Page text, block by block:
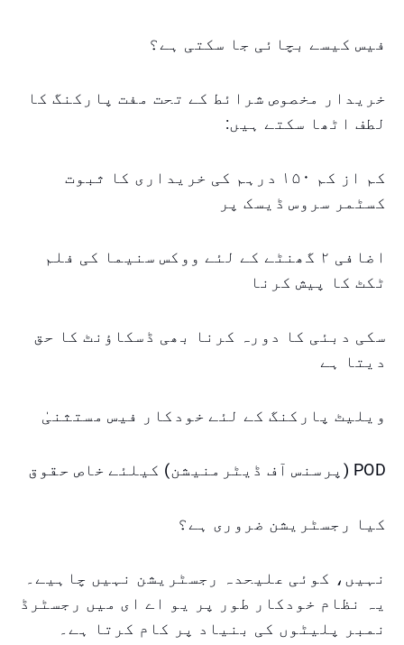
فیس کیسے بچائی جا سکتی ہے؟
خریدار مخصوص شرائط کے تحت مفت پارکنگ کا
لطف اٹھا سکتے ہیں:
کم از کم ۱۵۰ درہم کی خریداری کا ثبوت
کسٹمر سروس ڈیسک پر
اضافی ۲ گھنٹے کے لئے ووکس سنیما کی فلم
ٹکٹ کا پیش کرنا
سکی دبئی کا دورہ کرنا بھی ڈسکاؤنٹ کا حق
دیتا ہے
ویلیٹ پارکنگ کے لئے خودکار فیس مستثنیٰ
POD (پرسنس آف ڈیٹرمنیشن) کیلئے خاص حقوق
کیا رجسٹریشن ضروری ہے؟
نہیں، کوئی علیحدہ رجسٹریشن نہیں چاہیے۔
یہ نظام خودکار طور پر یو اے ای میں رجسٹرڈ
نمبر پلیٹوں کی بنیاد پر کام کرتا ہے۔